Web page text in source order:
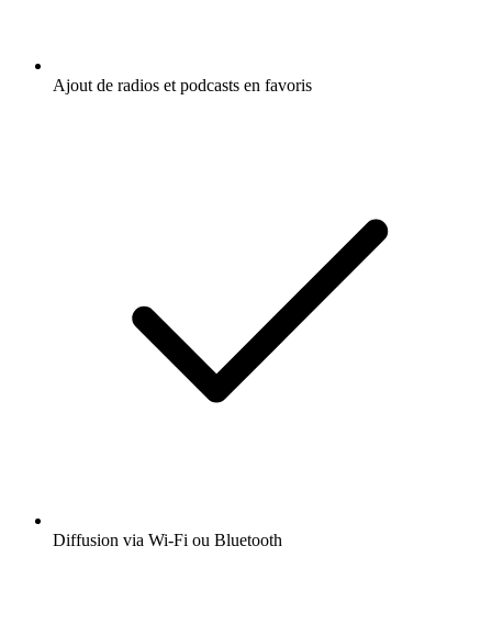
Ajout de radios et podcasts en favoris
Diffusion via Wi-Fi ou Bluetooth